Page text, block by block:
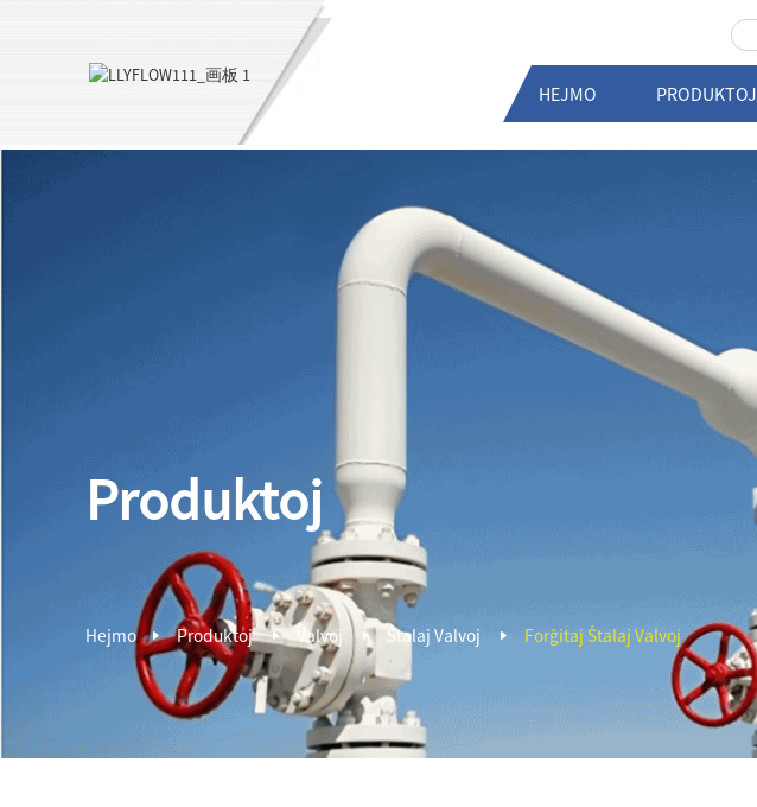
HEJMO PRODUKTOJ
Produktoj
Hejmo Produktoj Valvoj Ŝtalaj Valvoj Forĝitaj Ŝtalaj Valvoj